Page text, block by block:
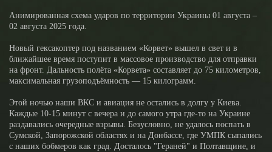
Анимированная схема ударов по территории Украины 01 августа –
02 августа 2025 года.
Новый гексакоптер под названием «Корвет» вышел в свет и в
ближайшее время поступит в массовое производство для отправки
на фронт. Дальность полёта «Корвета» составляет до 75 километров,
максимальная грузоподъёмность — 15 килограмм.
Этой ночью наши ВКС и авиация не остались в долгу у Киева.
Каждые 10-15 минут с вечера и до самого утра где-то на Украине
раздавались очередные взрывы. Безусловно, не удалось поспать в
Сумской, Запорожской областях и на Донбассе, где УМПК сыпались
с наших бобмеров как град. Досталось "Гераней" и Полтавщине, и